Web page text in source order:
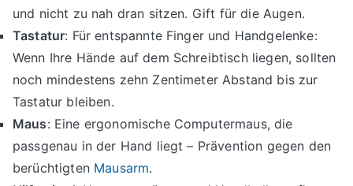
und nicht zu nah dran sitzen. Gift für die Augen.
Tastatur: Für entspannte Finger und Handgelenke:
Wenn Ihre Hände auf dem Schreibtisch liegen, sollten
noch mindestens zehn Zentimeter Abstand bis zur
Tastatur bleiben.
Maus: Eine ergonomische Computermaus, die
passgenau in der Hand liegt – Prävention gegen den
berüchtigten Mausarm.